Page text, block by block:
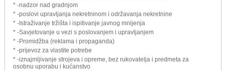
* -nadzor nad gradnjom
* -poslovi upravljanja nekretninom i održavanja nekretnine
* -Istraživanje tržišta i ispitivanje javnog mnijenja
* -Savjetovanje u vezi s poslovanjem i upravljanjem
* -Promidžba (reklama i propaganda)
* -prijevoz za vlastite potrebe
* -iznajmljivanje strojeva i opreme, bez rukovatelja i predmeta za
osobnu uporabu i kućanstvo